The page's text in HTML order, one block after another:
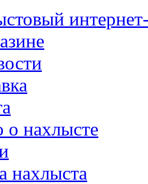
о нахлысте
нахлыста